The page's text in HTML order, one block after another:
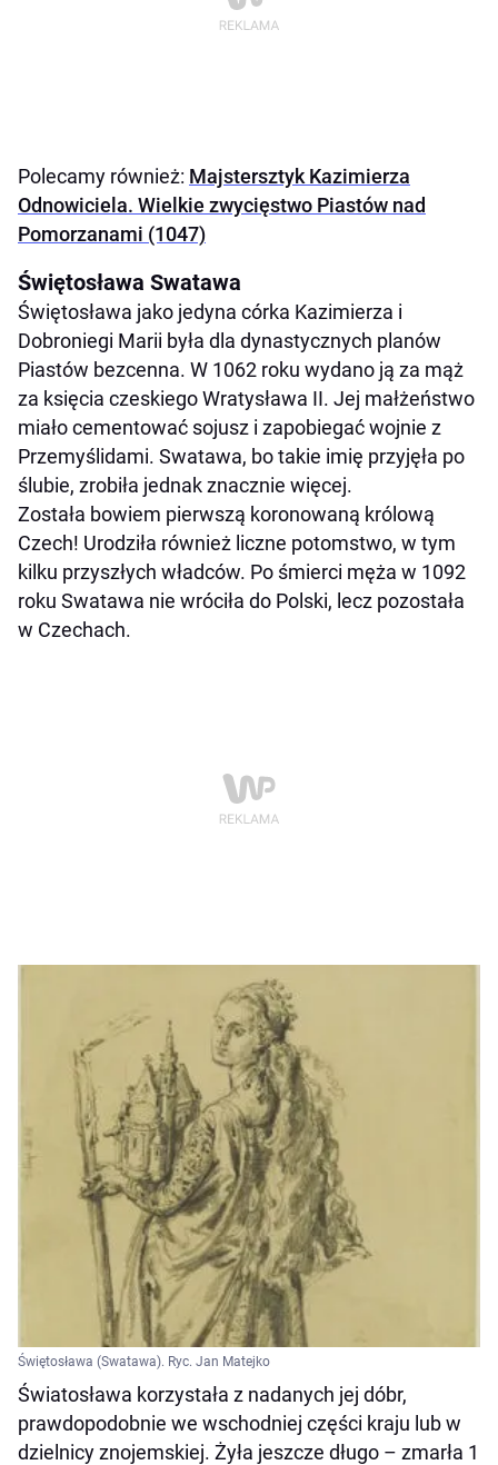
Polecamy również: Majstersztyk Kazimierza
Odnowiciela. Wielkie zwycięstwo Piastów nad
Pomorzanami (1047)
Świętosława Swatawa
Świętosława jako jedyna córka Kazimierza i
Dobroniegi Marii była dla dynastycznych planów
Piastów bezcenna. W 1062 roku wydano ją za mąż
za księcia czeskiego Wratysława II. Jej małżeństwo
miało cementować sojusz i zapobiegać wojnie z
Przemyślidami. Swatawa, bo takie imię przyjęła po
ślubie, zrobiła jednak znacznie więcej.
Została bowiem pierwszą koronowaną królową
Czech! Urodziła również liczne potomstwo, w tym
kilku przyszłych władców. Po śmierci męża w 1092
roku Swatawa nie wróciła do Polski, lecz pozostała
w Czechach.
Świętosława (Swatawa). Ryc. Jan Matejko
Światosława korzystała z nadanych jej dóbr,
prawdopodobnie we wschodniej części kraju lub w
dzielnicy znojemskiej. Żyła jeszcze długo – zmarła 1